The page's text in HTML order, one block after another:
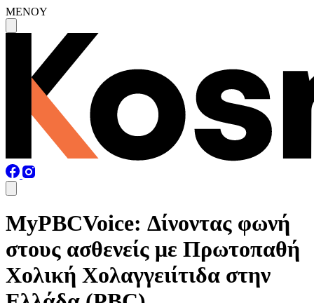
MENOY
MyPBCVoice: Δίνοντας φωνή
στους ασθενείς με Πρωτοπαθή
Χολική Χολαγγειίτιδα στην